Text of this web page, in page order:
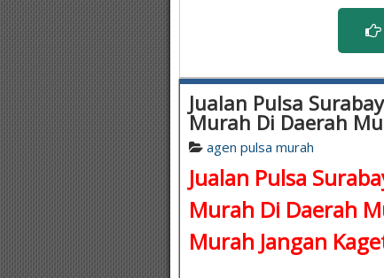
Jualan Pulsa
Murah Di Daerah
agen pulsa murah
Jualan Pulsa
Murah Di Daerah
Murah Jangan